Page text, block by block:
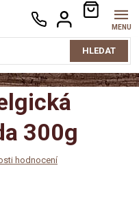
HLEDAT
NÁKUPNÍ
KOŠÍK
300g
hodnocení